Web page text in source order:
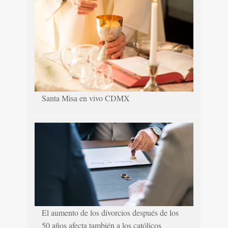
Santa Misa en vivo CDMX
El aumento de los divorcios después de los
50 años afecta también a los católicos